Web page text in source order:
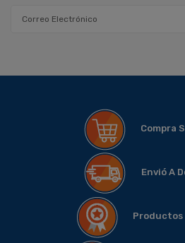
Envió A
Productos